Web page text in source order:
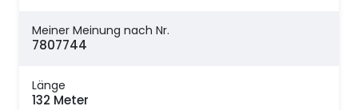
Meiner Meinung nach Nr.
7807744
Länge
132 Meter